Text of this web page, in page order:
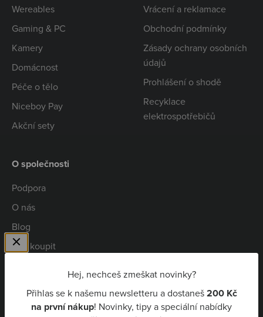
Hej, nechceš zmeškat novinky?
Přihlas se k našemu newsletteru a dostaneš200 Kč
na první nákup! Novinky, tipy a speciální nabídky
Wereables
Gaming & PC
Kamery
Domácnost
Péče o tělo
Niceboy Pay
Akční sety
Vrácení a reklamace
Obchodní podmínky
Zásady ochrany osobních
údajů
Prohlášení o shodě
Recyklace
elektrospotřebičů
O společnosti
Podpora
O nás
Blog
Kde koupit
Niceboy Pay